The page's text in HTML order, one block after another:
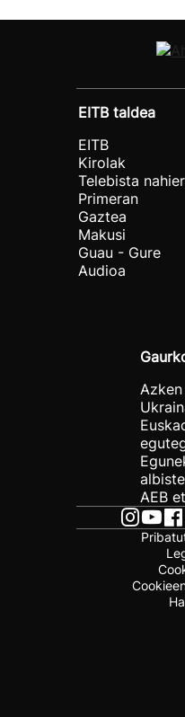
EITB taldea
EITB
Kirolak
Telebista
Primeran
Gaztea
Makusi
Guau - Gure
Audioa
AEB